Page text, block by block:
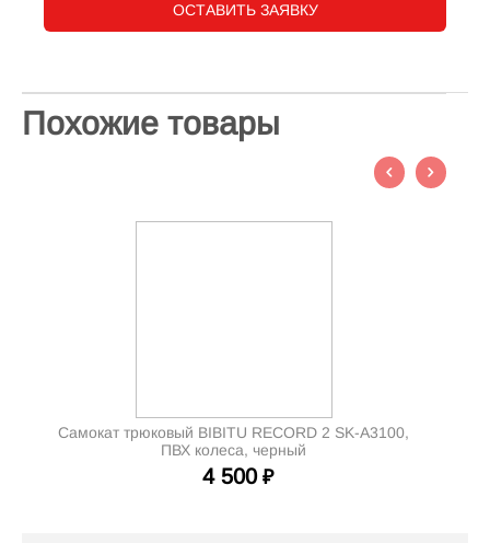
ОСТАВИТЬ ЗАЯВКУ
Похожие товары
Самокат трюковый BIBITU RECORD 2 SK-A3100,
ПВХ колеса, черный
4 500 ₽